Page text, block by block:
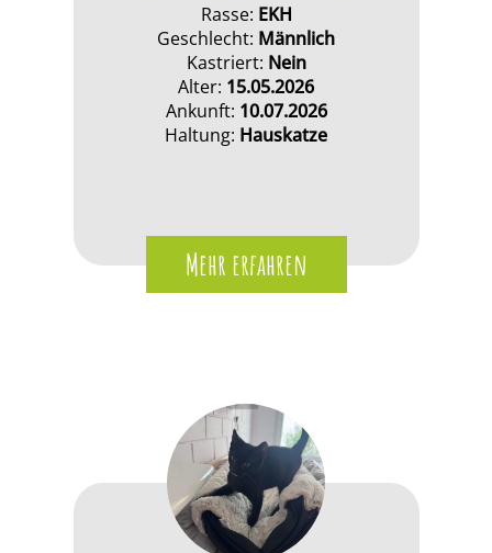
Rasse: EKH
Geschlecht: Männlich
Kastriert: Nein
Alter: 15.05.2026
Ankunft: 10.07.2026
Haltung: Hauskatze
Mehr erfahren